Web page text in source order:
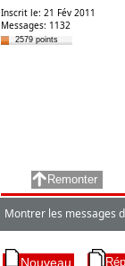
Inscrit le: 21 Fév 2011
Messages: 1132
2579 points
Montrer les messages